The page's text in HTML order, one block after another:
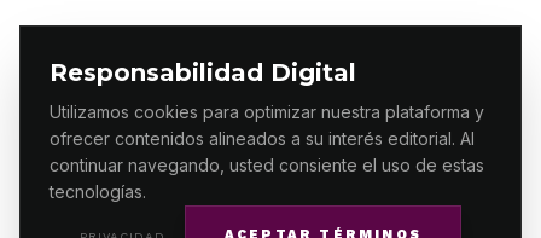
Responsabilidad Digital
Utilizamos cookies para optimizar nuestra plataforma y
ofrecer contenidos alineados a su interés editorial. Al
continuar navegando, usted consiente el uso de estas
tecnologías.
© 2026 ES PRIMERA MX. ALGUNOS DERECHOS
RESERVADOS / DESIGNMAKING.MX